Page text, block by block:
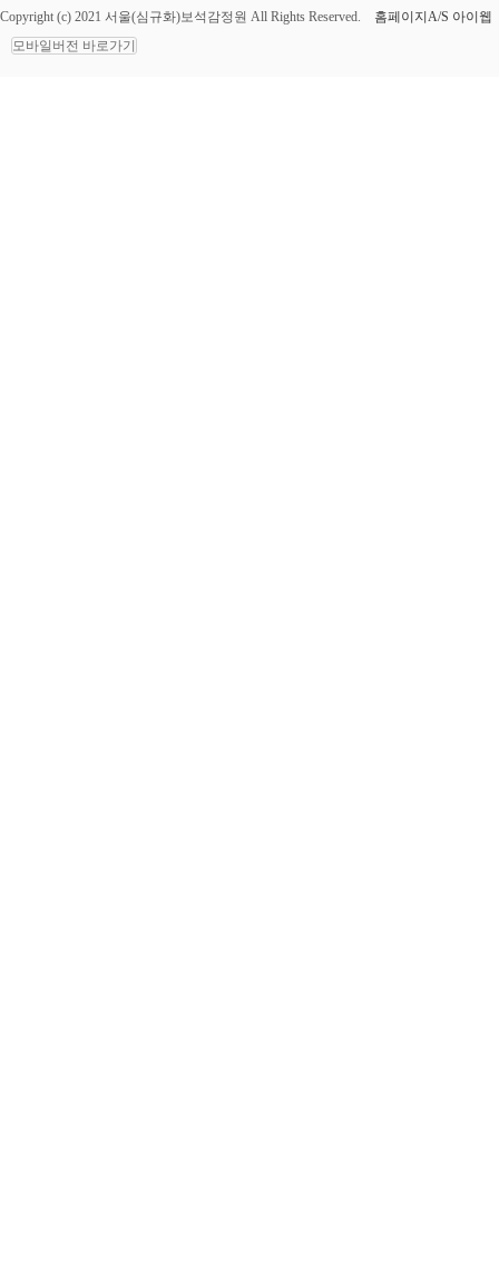
Copyright (c) 2021 서울(심규화)보석감정원 All Rights Reserved. 홈페이지A/S 아이웹
모바일버전 바로가기